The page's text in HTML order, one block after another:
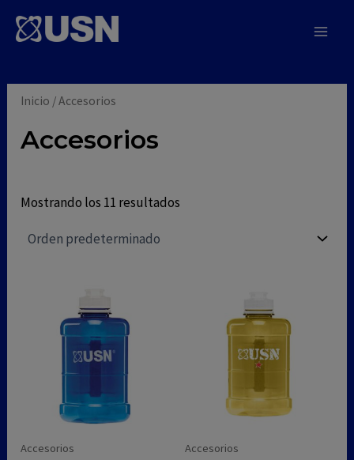
USN
Inicio / Accesorios
Accesorios
Mostrando los 11 resultados
Accesorios Accesorios